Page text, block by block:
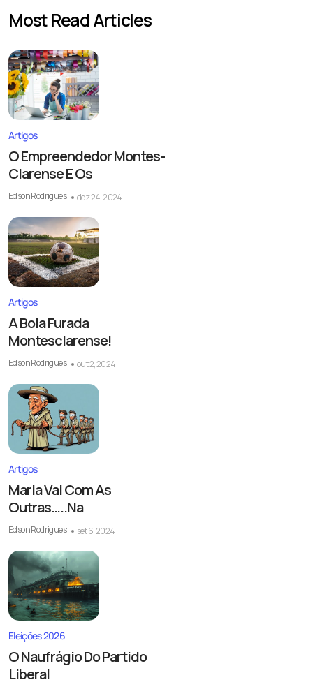
Most Read Articles
Artigos
O Empreendedor Montes-
Clarense E Os
Edson Rodrigues dez 24, 2024
Artigos
A Bola Furada
Montesclarense!
Edson Rodrigues out 2, 2024
Artigos
Maria Vai Com As
Outras…..Na
Edson Rodrigues set 6, 2024
Eleições 2026
O Naufrágio Do Partido
Liberal